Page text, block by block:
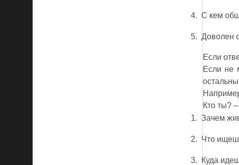
4. С кем
5. Доволен
Если
Если не
Кто ты?
1. Зачем
2. Что
3. Куда